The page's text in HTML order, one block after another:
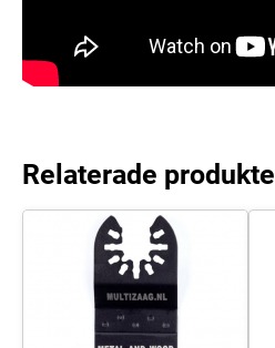
Relaterade produkte